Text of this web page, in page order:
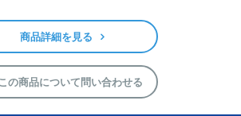
商品詳細を見る
の商品について問い合わせる